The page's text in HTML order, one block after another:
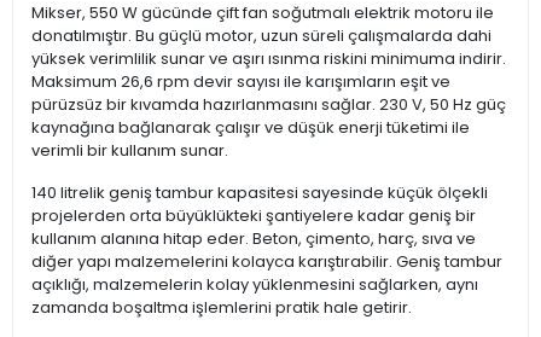
Mikser, 550 W gücünde çift fan soğutmalı elektrik motoru ile
donatılmıştır. Bu güçlü motor, uzun süreli çalışmalarda dahi
yüksek verimlilik sunar ve aşırı ısınma riskini minimuma indirir.
Maksimum 26,6 rpm devir sayısı ile karışımların eşit ve
pürüzsüz bir kıvamda hazırlanmasını sağlar. 230 V, 50 Hz güç
kaynağına bağlanarak çalışır ve düşük enerji tüketimi ile
verimli bir kullanım sunar.
140 litrelik geniş tambur kapasitesi sayesinde küçük ölçekli
projelerden orta büyüklükteki şantiyelere kadar geniş bir
kullanım alanına hitap eder. Beton, çimento, harç, sıva ve
diğer yapı malzemelerini kolayca karıştırabilir. Geniş tambur
açıklığı, malzemelerin kolay yüklenmesini sağlarken, aynı
zamanda boşaltma işlemlerini pratik hale getirir.